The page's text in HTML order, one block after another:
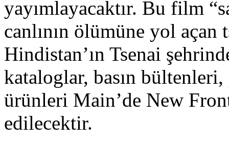
yayımlayacaktır. Bu film
canlının ölümüne yol
Hindistan’ın Tsenai
kataloglar, basın
ürünleri Main’de New
edilecektir.